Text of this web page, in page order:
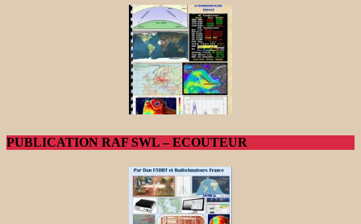
PUBLICATION RAF SWL – ECOUTEUR